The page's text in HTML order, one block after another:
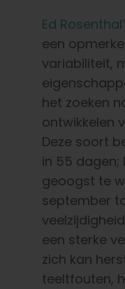
Ed
een
variabiliteit,
het zoeken
ontwikkelen
Deze soort
in 55 dagen;
geoogst te
september
een sterke
zich kan
teeltfouten,